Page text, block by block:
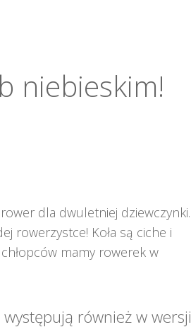
niebieskim!
dla dwuletniej dziewczynki.
rowerzystce! Koła są ciche i
mamy rowerek w
występują również w wersji